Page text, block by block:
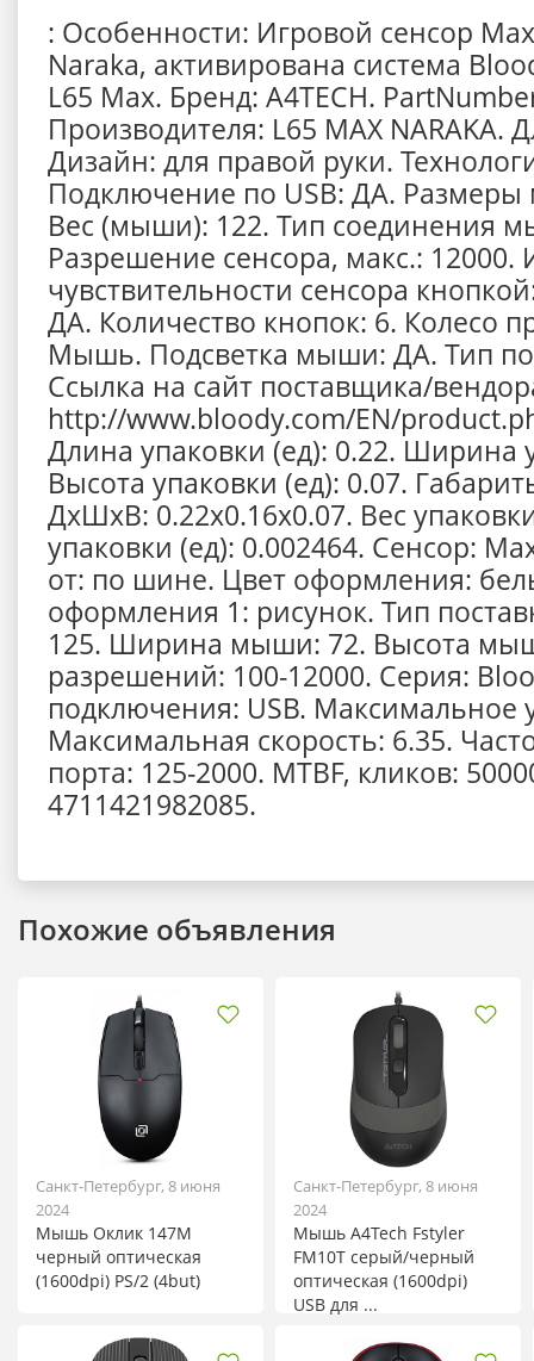
: Особенности: Игровой сенсор
Naraka, активирована система
L65 Max. Бренд: A4TECH.
Производителя: L65 MAX NARAKA.
Дизайн: для правой руки.
Подключение по USB: ДА.
Вес (мыши): 122. Тип соединения
Разрешение сенсора, макс.:
чувствительности сенсора
ДА. Количество кнопок: 6. Колесо
Мышь. Подсветка мыши: ДА. Тип
Ссылка на сайт поставщика/
http://www.bloody.com/EN/
Длина упаковки (ед): 0.22. Ширина
Высота упаковки (ед): 0.07.
ДхШхВ: 0.22x0.16x0.07. Вес
упаковки (ед): 0.002464. Сенсор:
от: по шине. Цвет оформления:
оформления 1: рисунок. Тип
125. Ширина мыши: 72. Высота
разрешений: 100-12000. Серия:
подключения: USB. Максимальное
Максимальная скорость: 6.35.
порта: 125-2000. MTBF, кликов:
4711421982085.
Похожие объявления
Санкт-Петербург, 8 июня
2024
Мышь Оклик 147M
черный оптическая
(1600dpi) PS/2 (4but)
Санкт-Петербург, 8 июня
2024
Мышь A4Tech Fstyler
FM10T серый/черный
оптическая (1600dpi)
USB для ...